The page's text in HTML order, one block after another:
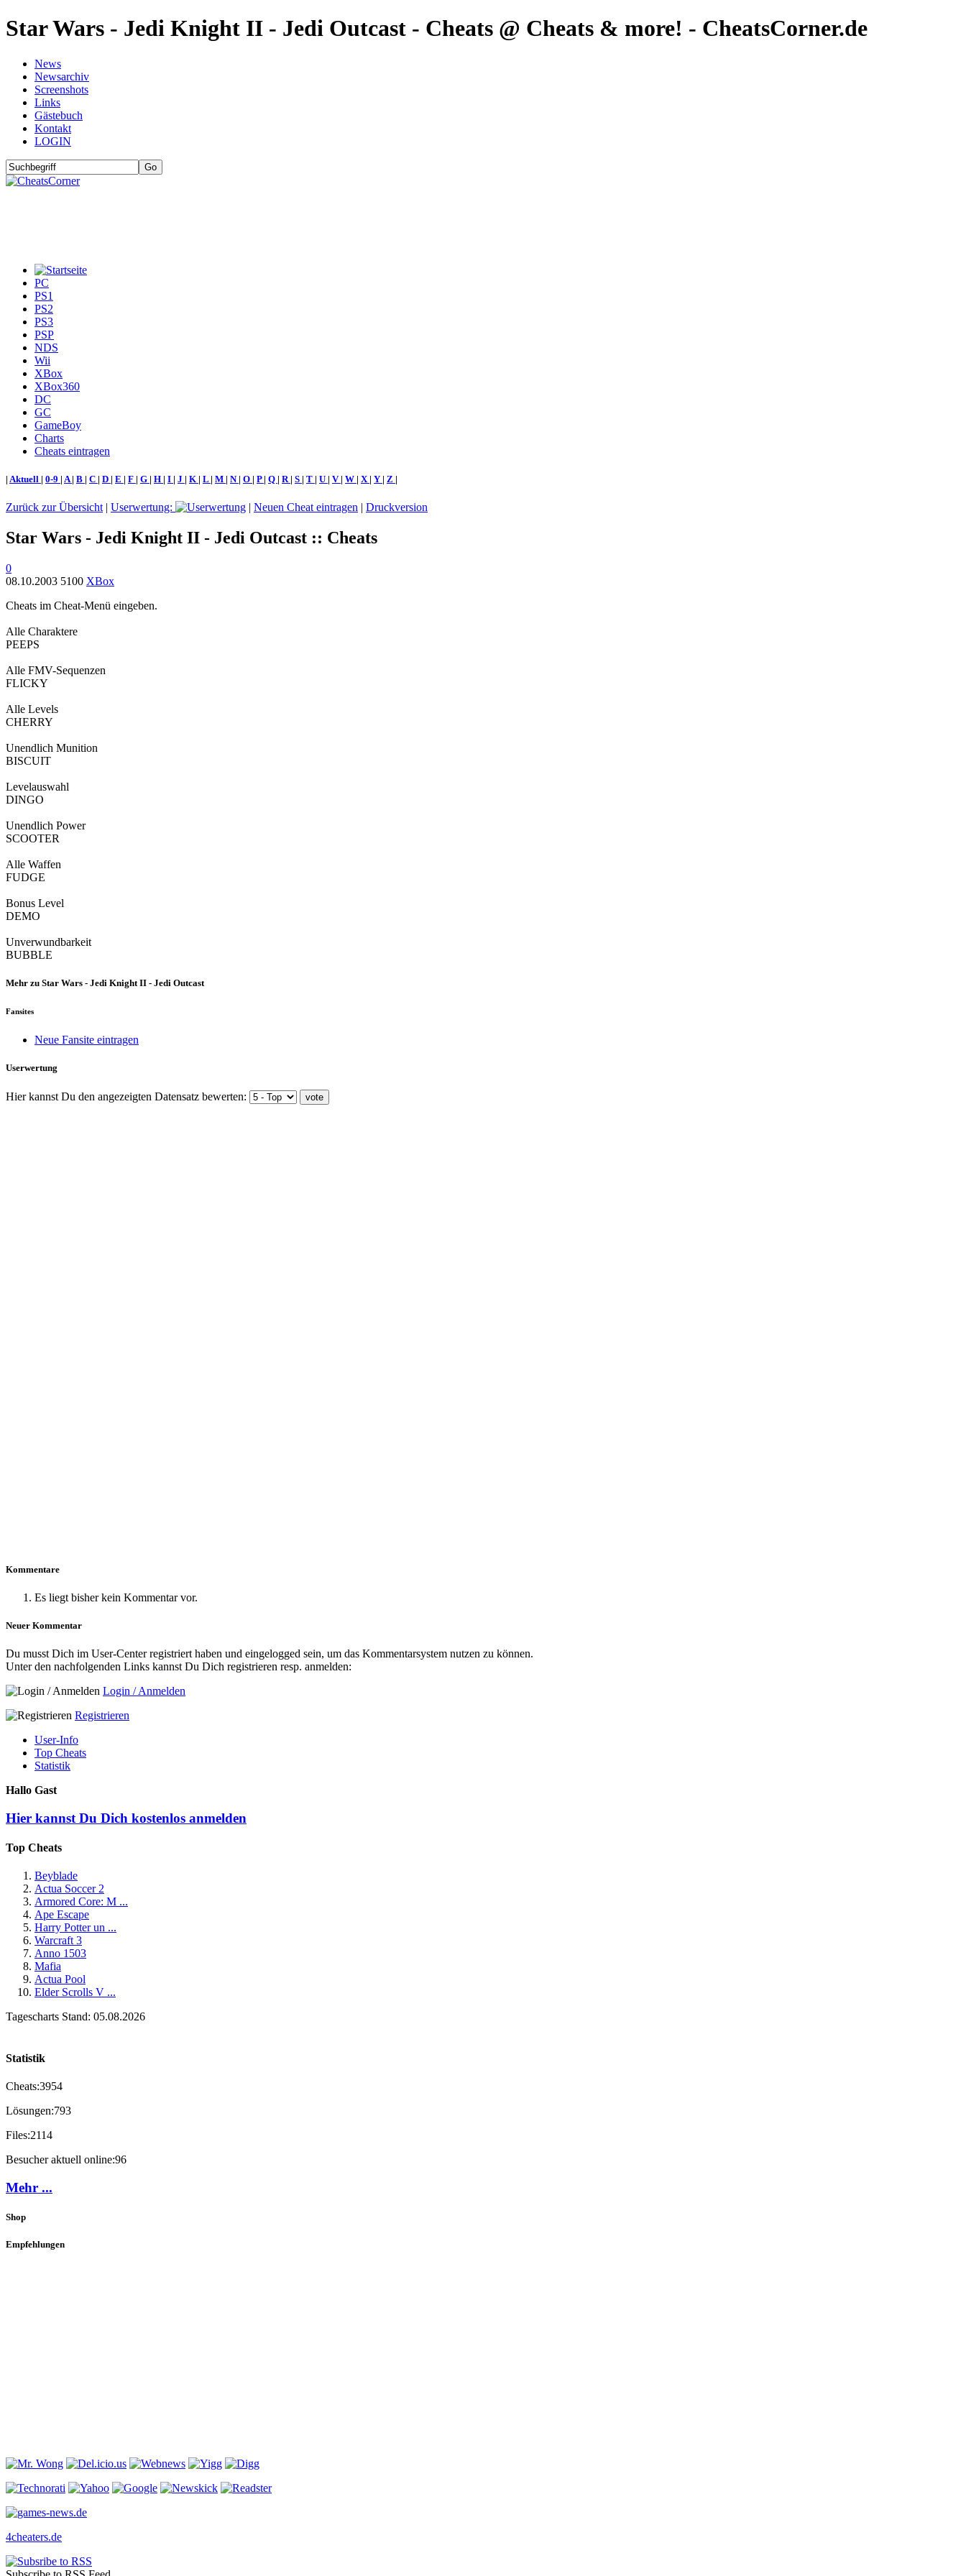
Star Wars - Jedi Knight II - Jedi Outcast - Cheats @ Cheats & more! - CheatsCorner.de
News
Newsarchiv
Screenshots
Links
Gästebuch
Kontakt
LOGIN
PC
PS1
PS2
PS3
PSP
NDS
Wii
XBox
XBox360
DC
GC
GameBoy
Charts
Cheats eintragen
| Aktuell | 0-9 | A| B | C | D | E | F | G | H | I | J | K | L | M | N | O | P | Q | R | S | T | U | V | W | X | Y | Z |
Zurück zur Übersicht | Userwertung: | Neuen Cheat eintragen | Druckversion
Star Wars - Jedi Knight II - Jedi Outcast :: Cheats
0
08.10.2003 5100 XBox
Cheats im Cheat-Menü eingeben.
Alle Charaktere
PEEPS
Alle FMV-Sequenzen
FLICKY
Alle Levels
CHERRY
Unendlich Munition
BISCUIT
Levelauswahl
DINGO
Unendlich Power
SCOOTER
Alle Waffen
FUDGE
Bonus Level
DEMO
Unverwundbarkeit
BUBBLE
Mehr zu Star Wars - Jedi Knight II - Jedi Outcast
Fansites
Neue Fansite eintragen
Userwertung
Hier kannst Du den angezeigten Datensatz bewerten:
Kommentare
Es liegt bisher kein Kommentar vor.
Neuer Kommentar
Du musst Dich im User-Center registriert haben und eingelogged sein, um das Kommentarsystem nutzen zu können.
Unter den nachfolgenden Links kannst Du Dich registrieren resp. anmelden:
Login / Anmelden
Registrieren
User-Info
Top Cheats
Statistik
Hallo Gast
Hier kannst Du Dich kostenlos anmelden
Top Cheats
Beyblade
Actua Soccer 2
Armored Core: M ...
Ape Escape
Harry Potter un ...
Warcraft 3
Anno 1503
Mafia
Actua Pool
Elder Scrolls V ...
Tagescharts Stand: 05.08.2026
Statistik
Cheats:3954
Lösungen:793
Files:2114
Besucher aktuell online:96
Mehr ...
Shop
Empfehlungen
4cheaters.de